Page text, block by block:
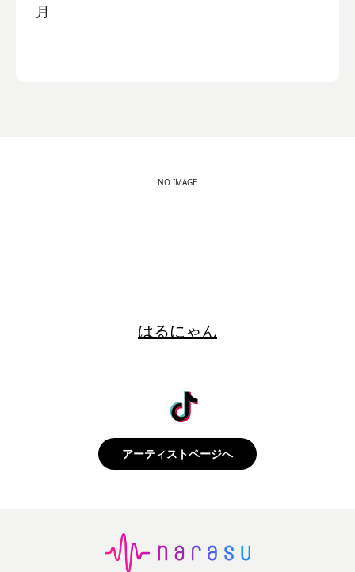
月
NO IMAGE
はるにゃん
アーティストページへ